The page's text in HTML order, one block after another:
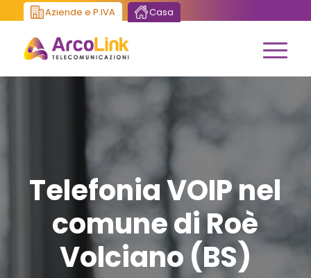
Aziende e P.IVA Casa
Telefonia VOIP nel
comune di Roè
Volciano (BS)